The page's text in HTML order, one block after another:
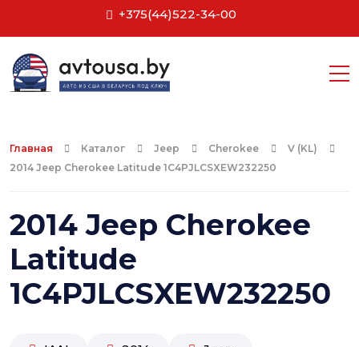
+375(44)522-34-00
Главная Каталог Jeep Cherokee
V (KL)
2014 Jeep Cherokee Latitude 1C4PJLCSXEW232250
2014 Jeep Cherokee
Latitude
1C4PJLCSXEW232250